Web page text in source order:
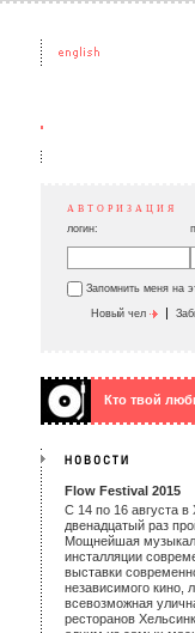
АВТОРИЗАЦИЯ
логин:
Запомнить меня на
Новый чел |
Кто твой
Flow Festival 2015
С 14 по 16 августа в
двенадцатый раз
Мощнейшая
инсталляции
выставки
независимого кино,
всевозможная
ресторанов